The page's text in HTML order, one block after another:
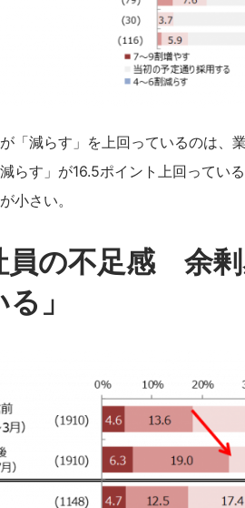
が「減らす」を上回っているのは
らす」が16.5ポイント上回ってい
小さい。
員の不足感 余剰
」